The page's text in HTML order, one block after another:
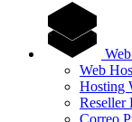
Web
Hosting
Reseller
Correo